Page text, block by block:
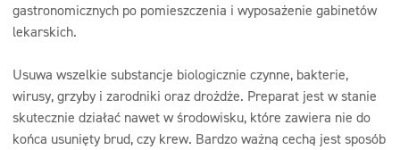
gastronomicznych po pomieszczenia i wyposażenie gabinetów
lekarskich.
Usuwa wszelkie substancje biologicznie czynne, bakterie,
wirusy, grzyby i zarodniki oraz drożdże. Preparat jest w stanie
skutecznie działać nawet w środowisku, które zawiera nie do
końca usunięty brud, czy krew. Bardzo ważną cechą jest sposób